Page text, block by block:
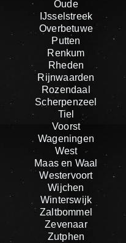
Oude
IJsselstreek
Overbetuwe
Putten
Renkum
Rheden
Rijnwaarden
Rozendaal
Scherpenzeel
Tiel
Voorst
Wageningen
West
Maas en Waal
Westervoort
Wijchen
Winterswijk
Zaltbommel
Zevenaar
Zutphen